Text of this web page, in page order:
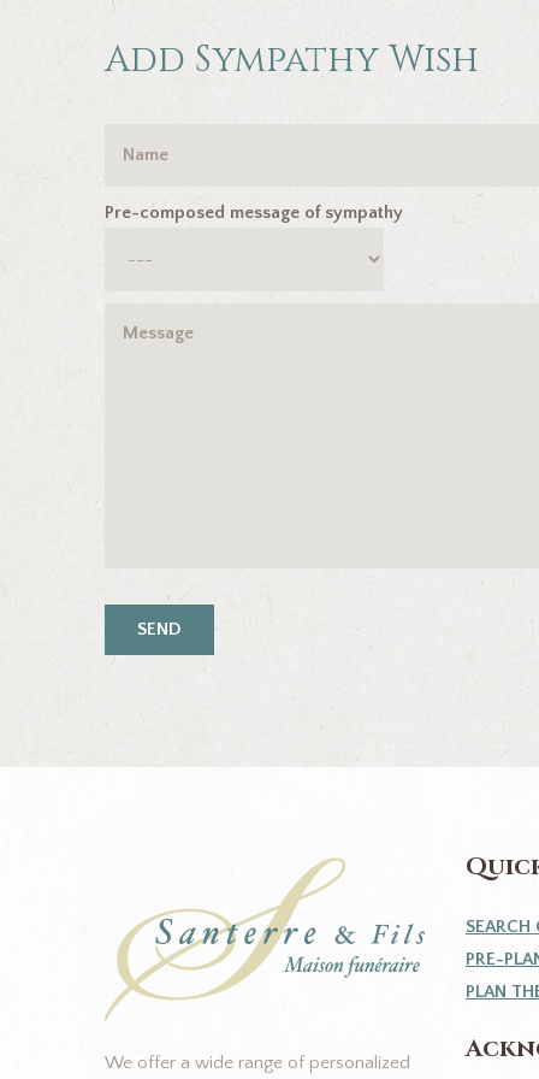
Add Sympathy Wish
Pre-composed message of sympathy
We offer a wide range of personalized
SEARCH
PRE-
PLAN